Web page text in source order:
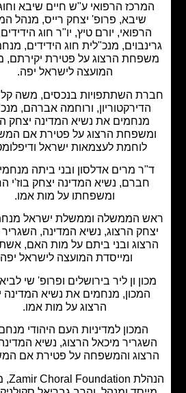
הרפואי ע"ש חיים שיבא וחוג ידידי
שיבא, פרופ' יצחק רייס, מנהל המרכז
יורם טיץ, יו"ר חוג הידידים, וורד
מנכ"לית חוג הידידים, מנחמים את
הרצוג על פטירת יקירתם, מייסדת
המועצה לישראל יפה.
השתתפויות בנכסים, משה קלצ'ין, יו"ר
ורוחמה אברהם, מנכ"לית,
מנחמים את נשיא המדינה יצחק הרצוג
הרצוג על פטירת אם המשפחה,
לוחמת לעצמאות ישראל ודיפלומטית.
מרים אדלסון ובני ביתה מנחמים את
חברם, נשיא המדינה יצחק בוז'י הרצוג,
ומשפחתו על מות אמו.
הממשלה וממשלת ישראל מנחמים את
הרצוג, נשיא המדינה, השגריר מיכאל
ובני ביתם על מות האם, אשת ציבור
ומייסדת המועצה לישראל יפה.
ון ליר בירושלים ופרופ' שי לביא, ראש
המכון, מנחמים את נשיא המדינה יצחק
הרצוג על מות אמו.
המכון למדיניות העם היהודי מנחם את
מיכאל הרצוג, נשיא המדינה יצחק
והמשפחה על פטירת אם המשפחה.
הנהלת Zamir Choral Foundation, מתי לזר,